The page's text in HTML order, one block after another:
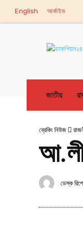
English আর্কাইভ
জাতীয়
ব্রেকিং নিউজ
ডেস্ক